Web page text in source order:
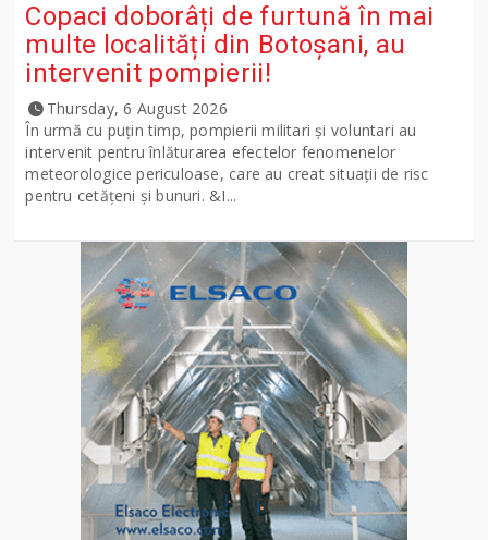
Copaci doborâți de furtună în mai
multe localități din Botoșani, au
intervenit pompierii!
Thursday, 6 August 2026
În urmă cu puțin timp, pompierii militari și voluntari au
intervenit pentru înlăturarea efectelor fenomenelor
meteorologice periculoase, care au creat situații de risc
pentru cetățeni și bunuri. &I...